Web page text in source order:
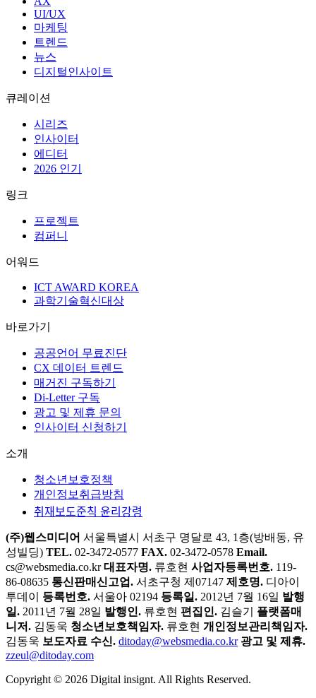
UI/UX
마케팅
트렌드
뉴스
디지털인사이트
큐레이션
시리즈
인사이터
에디터
2026 인기
링크
프로젝트
컴퍼니
어워드
ICT AWARD KOREA
과학기술혁신대상
바로가기
공공언어 무료진단
CX 데이터 트렌드
매거진 구독하기
Di-Letter 구독
광고 및 제휴 문의
인사이터 신청하기
소개
청소년보호정책
개인정보취급방침
취재보도준칙 윤리강령
(주)웹스미디어 서울특별시 서초구 명달로 43, 1층(방배동, 유
성빌딩) TEL. 02-3472-0577 FAX. 02-3472-0578 Email.
cs@websmedia.co.kr 대표자명. 류호현 사업자등록번호. 119-
86-08635 통신판매신고업. 서초구청 제07147 제호명. 디아이
투데이
등록번호. 서울아 02194 등록일. 2012년 7월 16일 발행
일. 2011년 7월 28일 발행인. 류호현 편집인. 김슬기
플랫폼매
니저. 김동욱 청소년보호책임자. 류호현 개인정보관리책임자.
김동욱 보도자료 수신. ditoday@websmedia.co.kr 광고 및 제휴.
zzeul@ditoday.com
Copyright © 2026 Digital insignt. All Rights Reserved.